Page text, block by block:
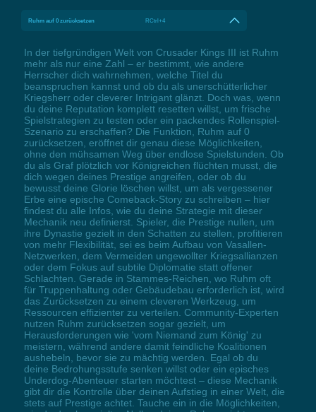
Ruhm auf 0 zurücksetzen RCtrl+4
In der tiefgründigen Welt von Crusader Kings III ist Ruhm
mehr als nur eine Zahl – er bestimmt, wie andere
Herrscher dich wahrnehmen, welche Titel du
beanspruchen kannst und ob du als unerschütterlicher
Kriegsherr oder cleverer Intrigant glänzt. Doch was, wenn
du deine Reputation komplett resetten willst, um frische
Spielstrategien zu testen oder ein packendes Rollenspiel-
Szenario zu erschaffen? Die Funktion, Ruhm auf 0
zurücksetzen, eröffnet dir genau diese Möglichkeiten,
ohne den mühsamen Weg über endlose Spielstunden. Ob
du als Graf plötzlich vor Königreichen flüchten musst, die
dich wegen deines Prestige angreifen, oder ob du
bewusst deine Glorie löschen willst, um als vergessener
Erbe eine epische Comeback-Story zu schreiben – hier
findest du alle Infos, wie du deine Strategie mit dieser
Mechanik neu definierst. Spieler, die Prestige nullen, um
ihre Dynastie gezielt in den Schatten zu stellen, profitieren
von mehr Flexibilität, sei es beim Aufbau von Vasallen-
Netzwerken, dem Vermeiden ungewollter Kriegsallianzen
oder dem Fokus auf subtile Diplomatie statt offener
Schlachten. Gerade in Stammes-Reichen, wo Ruhm oft
für Truppenhaltung oder Gebäudebau erforderlich ist, wird
das Zurücksetzen zu einem cleveren Werkzeug, um
Ressourcen effizienter zu verteilen. Community-Experten
nutzen Ruhm zurücksetzen sogar gezielt, um
Herausforderungen wie 'vom Niemand zum König' zu
meistern, während andere damit feindliche Koalitionen
aushebeln, bevor sie zu mächtig werden. Egal ob du
deine Bedrohungsstufe senken willst oder ein episches
Underdog-Abenteuer starten möchtest – diese Mechanik
gibt dir die Kontrolle über deinen Aufstieg in einer Welt, die
stets auf Prestige achtet. Tauche ein in die Möglichkeiten,